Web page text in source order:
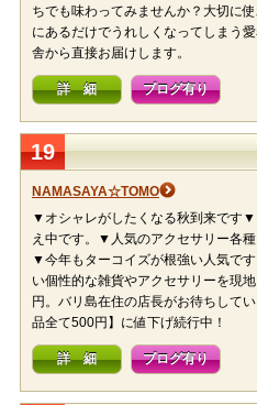
ちでも味わってみませんか？大切に
にあるだけでうれしくなってしまう
舎から直接お届けします。
詳 細 ブログ有り
19
NAMASAYA☆TOMO
▼オシャレがしたくなる秋到来です
え中です。▼人気のアクセサリー各種
▼今年もターコイズが根強い人気で
い個性的な雑貨やアクセサリーを現
円。バリ島在住の店長がお待ちして
品全て500円】に値下げ続行中！
詳 細 ブログ有り